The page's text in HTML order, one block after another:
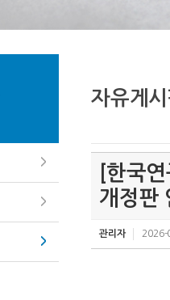
자유게
[한국
개정판
관리자 2026-